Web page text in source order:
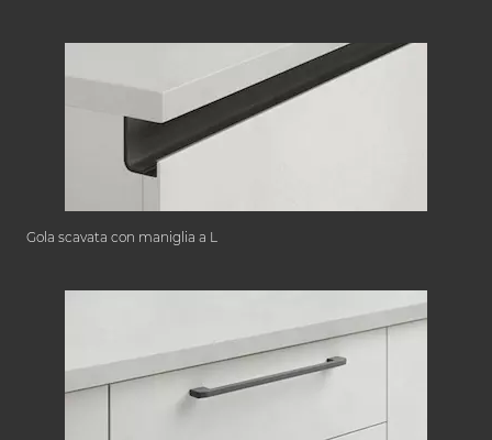
Gola scavata con maniglia a L